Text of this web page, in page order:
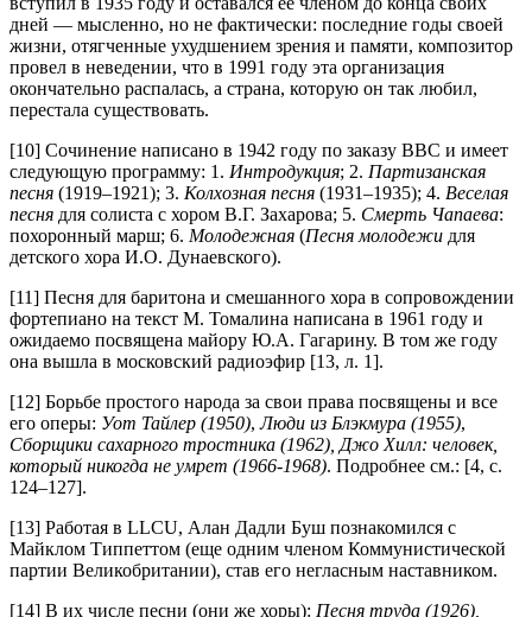
дней — мысленно, но не фактически: последние годы своей
жизни, отягченные ухудшением зрения и памяти, композитор
провел в неведении, что в 1991 году эта организация
окончательно распалась, а страна, которую он так любил,
перестала существовать.
[10] Сочинение написано в 1942 году по заказу BBC и имеет
следующую программу: 1. Интродукция; 2. Партизанская
песня (1919–1921); 3. Колхозная песня (1931–1935); 4. Веселая
песня для солиста с хором В.Г. Захарова; 5. Смерть Чапаева:
похоронный марш; 6. Молодежная (Песня молодежи для
детского хора И.О. Дунаевского).
[11] Песня для баритона и смешанного хора в сопровождении
фортепиано на текст М. Томалина написана в 1961 году и
ожидаемо посвящена майору Ю.А. Гагарину. В том же году
она вышла в московский радиоэфир [13, л. 1].
[12] Борьбе простого народа за свои права посвящены и все
его оперы: Уот Тайлер (1950),Люди из Блэкмура (1955),
Сборщики сахарного тростника (1962), Джо Хилл: человек,
который никогда не умрет (1966-1968). Подробнее см.: [4, с.
124–127].
[13] Работая в LLCU, Алан Дадли Буш познакомился с
Майклом Типпеттом (еще одним членом Коммунистической
партии Великобритании), став его негласным наставником.
[14] В их числе песни (они же хоры): Песня труда (1926),